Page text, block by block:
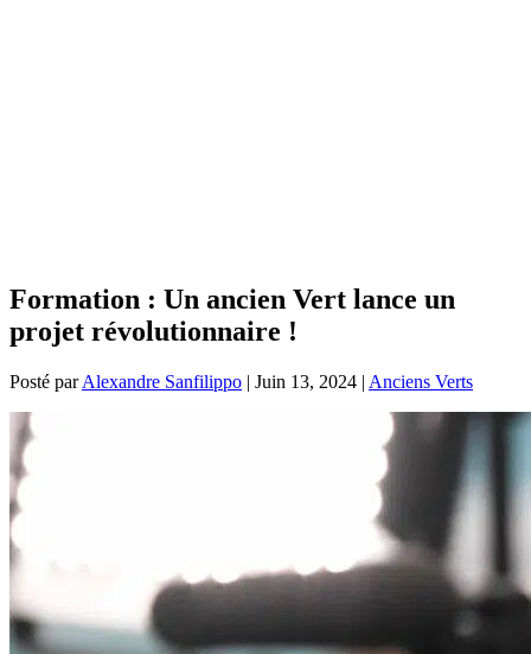
Formation : Un ancien Vert lance un
projet révolutionnaire !
Posté parAlexandre Sanfilippo | Juin 13, 2024 | Anciens Verts